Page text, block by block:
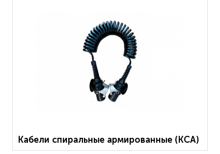
Кабели спиральные армированные (КСА)